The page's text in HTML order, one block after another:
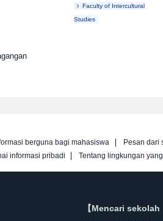
Faculty of Intercultural
Studies
berguna bagi mahasiswa
Pesan dari
informasi pribadi Tentang lingkungan
【Mencari